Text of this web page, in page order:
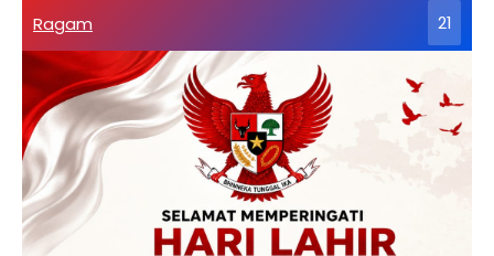
Ragam 21